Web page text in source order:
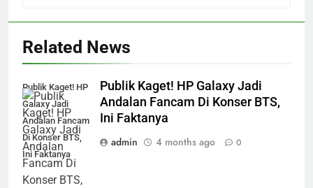
Related News
Publik Kaget! HP
Galaxy Jadi
Andalan Fancam
Di Konser BTS,
Ini Faktanya
Publik Kaget! HP Galaxy Jadi
Andalan Fancam Di Konser BTS,
Ini Faktanya
admin
4 months ago 0